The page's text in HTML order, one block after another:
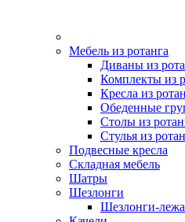
Мебель из ротанга
Диваны из
Комплекты из
Кресла из
Обеденные
Столы из
Стулья из
Подвесные кресла
Складная мебель
Шатры
Шезлонги
Шезлонги-